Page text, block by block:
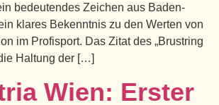
bedeutendes Zeichen aus Baden-
klares Bekenntnis zu den Werten von
im Profisport. Das Zitat des „Brustring
Haltung der […]
Wien: Erster